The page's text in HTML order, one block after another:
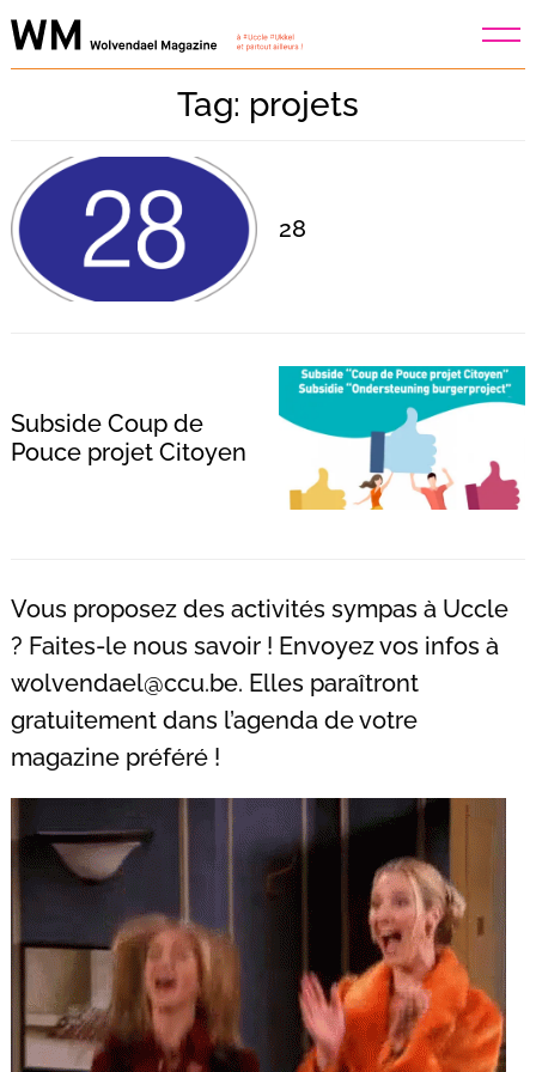
Skip
to
Tag: projets
28
Subside Coup de
Pouce projet Citoyen
Vous proposez des activités sympas à Uccle
? Faites-le nous savoir ! Envoyez vos infos à
wolvendael@ccu.be. Elles paraîtront
gratuitement dans l’agenda de votre
magazine préféré !
: